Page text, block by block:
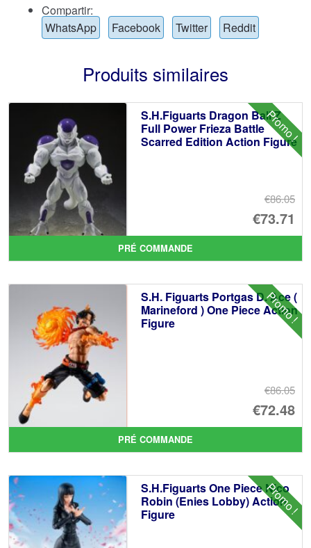
Compartir:
WhatsApp
Facebook Twitter Reddit
Produits similaires
Promo !
S.H.Figuarts Dragon Ball Z
Full Power Frieza Battle
Scarred Edition Action Figure
€86.05
€73.71
Le
PRÉ COMMANDE
Promo !
S.H. Figuarts Portgas D. Ace (
Marineford ) One Piece Action
Figure
€86.05
Le
€72.48
Le
PRÉ COMMANDE
Promo !
S.H.Figuarts One Piece Nico
Robin (Enies Lobby) Action
Figure